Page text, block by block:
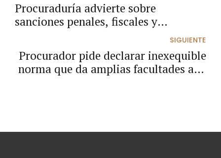
Procuraduría advierte sobre
sanciones penales, fiscales y
disciplinarias por irregularidades en
proyectos con regalías.
SIGUIENTE
Procurador pide declarar inexequible
norma que da amplias facultades a la